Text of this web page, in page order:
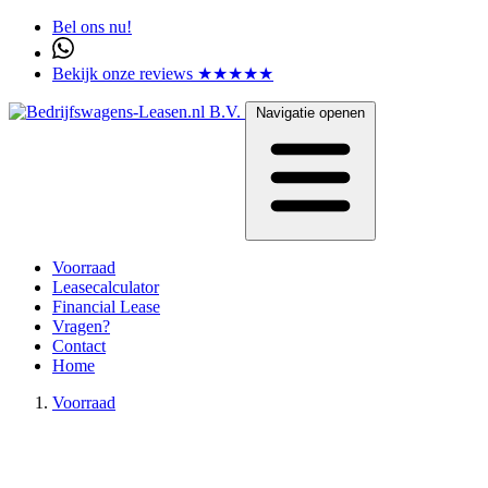
Bel ons nu!
Bekijk onze reviews ★★★★★
Navigatie openen
Voorraad
Leasecalculator
Financial Lease
Vragen?
Contact
Home
Voorraad